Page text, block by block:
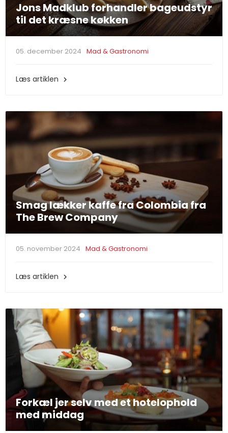
Jons Madklub forhandler bageudstyr
til det kræsne køkken
05. december 2024 Mad & Gastronomi
Læs artiklen 
Smag lækker kaffe fra Colombia fra
The Brew Company
05. november 2024 Mad & Gastronomi
Læs artiklen 
Forkæl jer selv med et hotelophold
med middag